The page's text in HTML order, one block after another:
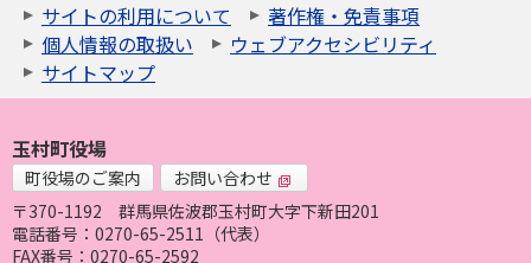
サイトの利用について
著作権・免責事項
個人情報の取扱い
ウェブアクセシビリティ
サイトマップ
玉村町役場
町役場のご案内
お問い合わせ
〒370-1192
群馬県佐波郡玉村町大字下新田201
電話番号：0270-65-2511（代表）
FAX番号：0270-65-2592